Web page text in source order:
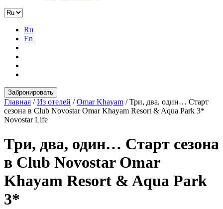
Ru
En
Забронировать
Главная /Из отелей /Omar Khayam /Три, два, один… Старт
сезона в Club Novostar Omar Khayam Resort & Aqua Park 3*
Novostar Life
Три, два, один… Старт сезона
в Club Novostar Omar
Khayam Resort & Aqua Park
3*